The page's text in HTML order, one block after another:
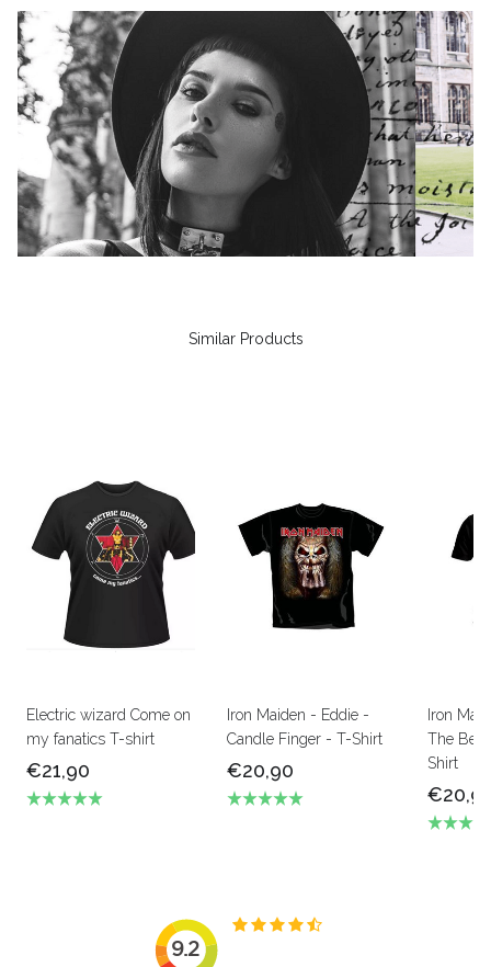
Similar Products
Electric wizard Come on
my fanatics T-shirt
€21,90
Iron Maiden - Eddie -
Candle Finger - T-Shirt
€20,90
Iron
The
Shirt